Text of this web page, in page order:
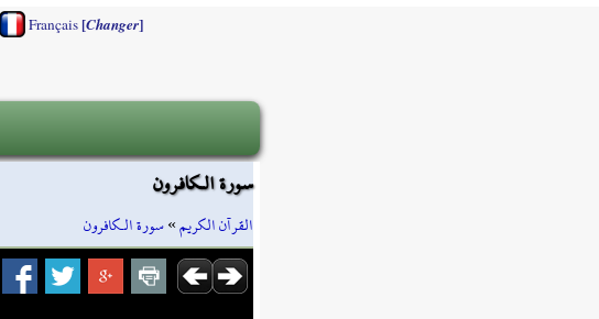
Français[Changer]
سورة الـكافرون
القرآن الكريم»سورة الـكافرون